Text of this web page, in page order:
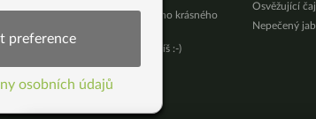
radost a inspirace z jednoho krásného
jak blbnu na Instagramu? Neuvěříš :-)
Osvěžující
Nepečený
preference
osobních údajů